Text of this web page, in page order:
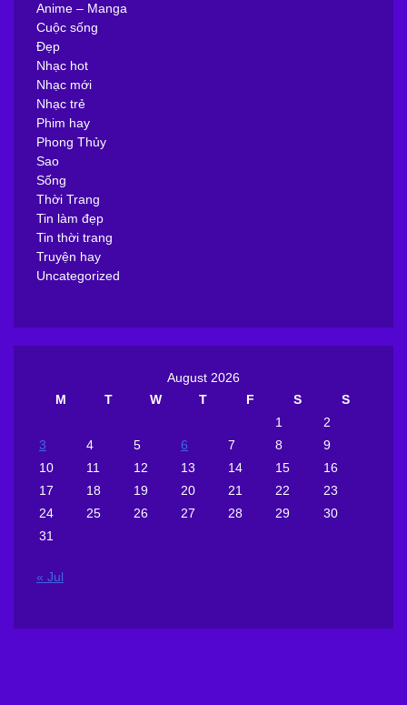
Anime – Manga
Cuộc sống
Đẹp
Nhạc hot
Nhạc mới
Nhạc trẻ
Phim hay
Phong Thủy
Sao
Sống
Thời Trang
Tin làm đẹp
Tin thời trang
Truyện hay
Uncategorized
August 2026
M
T W T F S
S
1
2
3
4 5 6 7 8
9
10
11 12 13 14 15
16
17
18 19 20 21 22
23
24
25 26 27 28 29
30
31
« Jul